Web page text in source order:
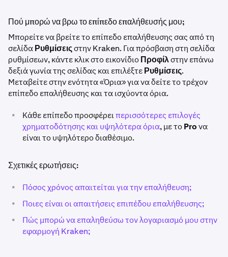
Πού μπορώ να βρω το επίπεδο επαλήθευσής μου;
Μπορείτε να βρείτε το επίπεδο επαλήθευσης σας από τη
σελίδαΡυθμίσειςστην Kraken. Για πρόσβαση στη σελίδα
ρυθμίσεων, κάντε κλικ στο εικονίδιοΠροφίλστην επάνω
δεξιά γωνία της σελίδας και επιλέξτεΡυθμίσεις.
Μεταβείτε στην ενότητα «Όρια» για να δείτε το τρέχον
επίπεδο επαλήθευσης και τα ισχύοντα όρια.
• Κάθε επίπεδο προσφέρειπερισσότερες επιλογές
χρηματοδότησης και υψηλότερα όρια, με τοProνα
είναι το υψηλότερο διαθέσιμο.
Σχετικές ερωτήσεις:
• Πόσος χρόνος απαιτείται για την επαλήθευση;
• Ποιες είναι οι απαιτήσεις επιπέδου επαλήθευσης;
•
Πώς μπορώ να επαληθεύσω τον λογαριασμό μου στην
εφαρμογή Kraken;